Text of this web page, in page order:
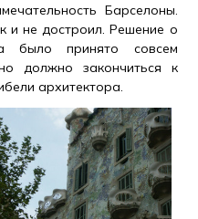
Барселоны.
и не достроил. Решение о
было принято совсем
должно закончиться к
архитектора.